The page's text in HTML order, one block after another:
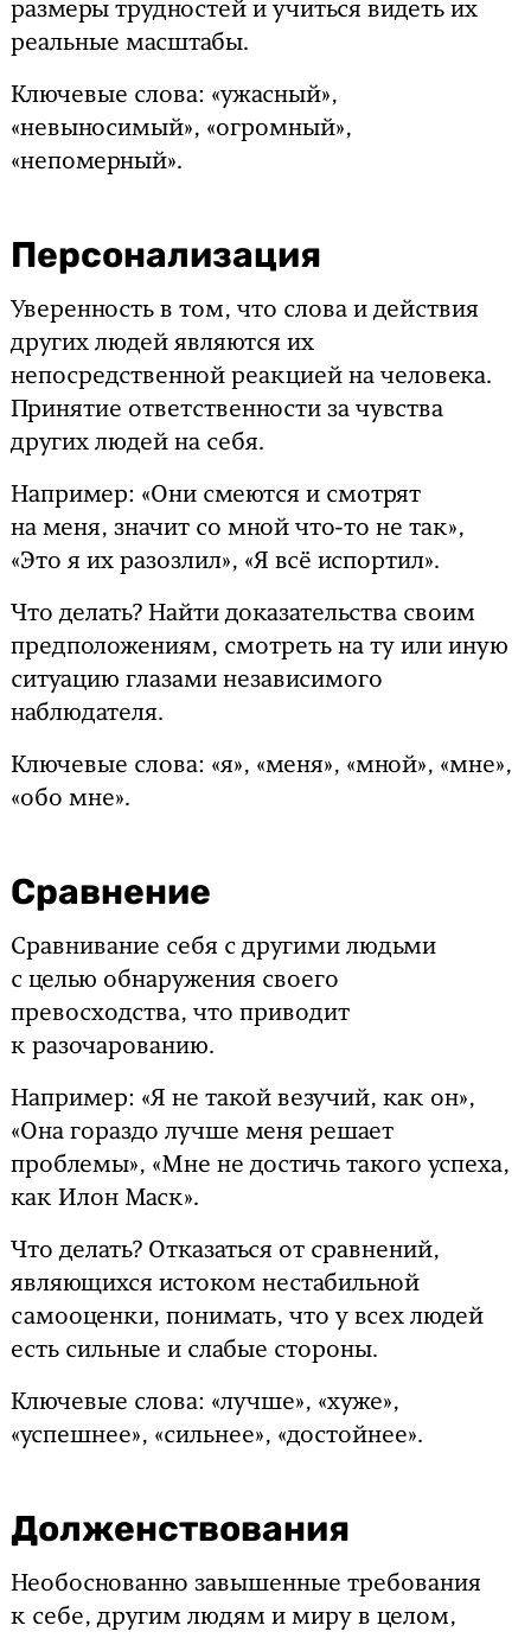
размеры трудностей и учиться видеть их
реальные масштабы.
Ключевые слова: «ужасный»,
«невыносимый», «огромный»,
«непомерный».
Персонализация
Уверенность в том, что слова и действия
других людей являются их
непосредственной реакцией на человека.
Принятие ответственности за чувства
других людей на себя.
Например: «Они смеются и смотрят
на меня, значит со мной что-то не так»,
«Это я их разозлил», «Я всё испортил».
Что делать? Найти доказательства своим
предположениям, смотреть на ту или иную
ситуацию глазами независимого
наблюдателя.
Ключевые слова: «я», «меня», «мной», «мне»,
«обо мне».
Сравнение
Сравнивание себя с другими людьми
с целью обнаружения своего
превосходства, что приводит
к разочарованию.
Например: «Я не такой везучий, как он»,
«Она гораздо лучше меня решает
проблемы», «Мне не достичь такого успеха,
как Илон Маск».
Что делать? Отказаться от сравнений,
являющихся истоком нестабильной
самооценки, понимать, что у всех людей
есть сильные и слабые стороны.
Ключевые слова: «лучше», «хуже»,
«успешнее», «сильнее», «достойнее».
Долженствования
Необоснованно завышенные требования
к себе, другим людям и миру в целом,